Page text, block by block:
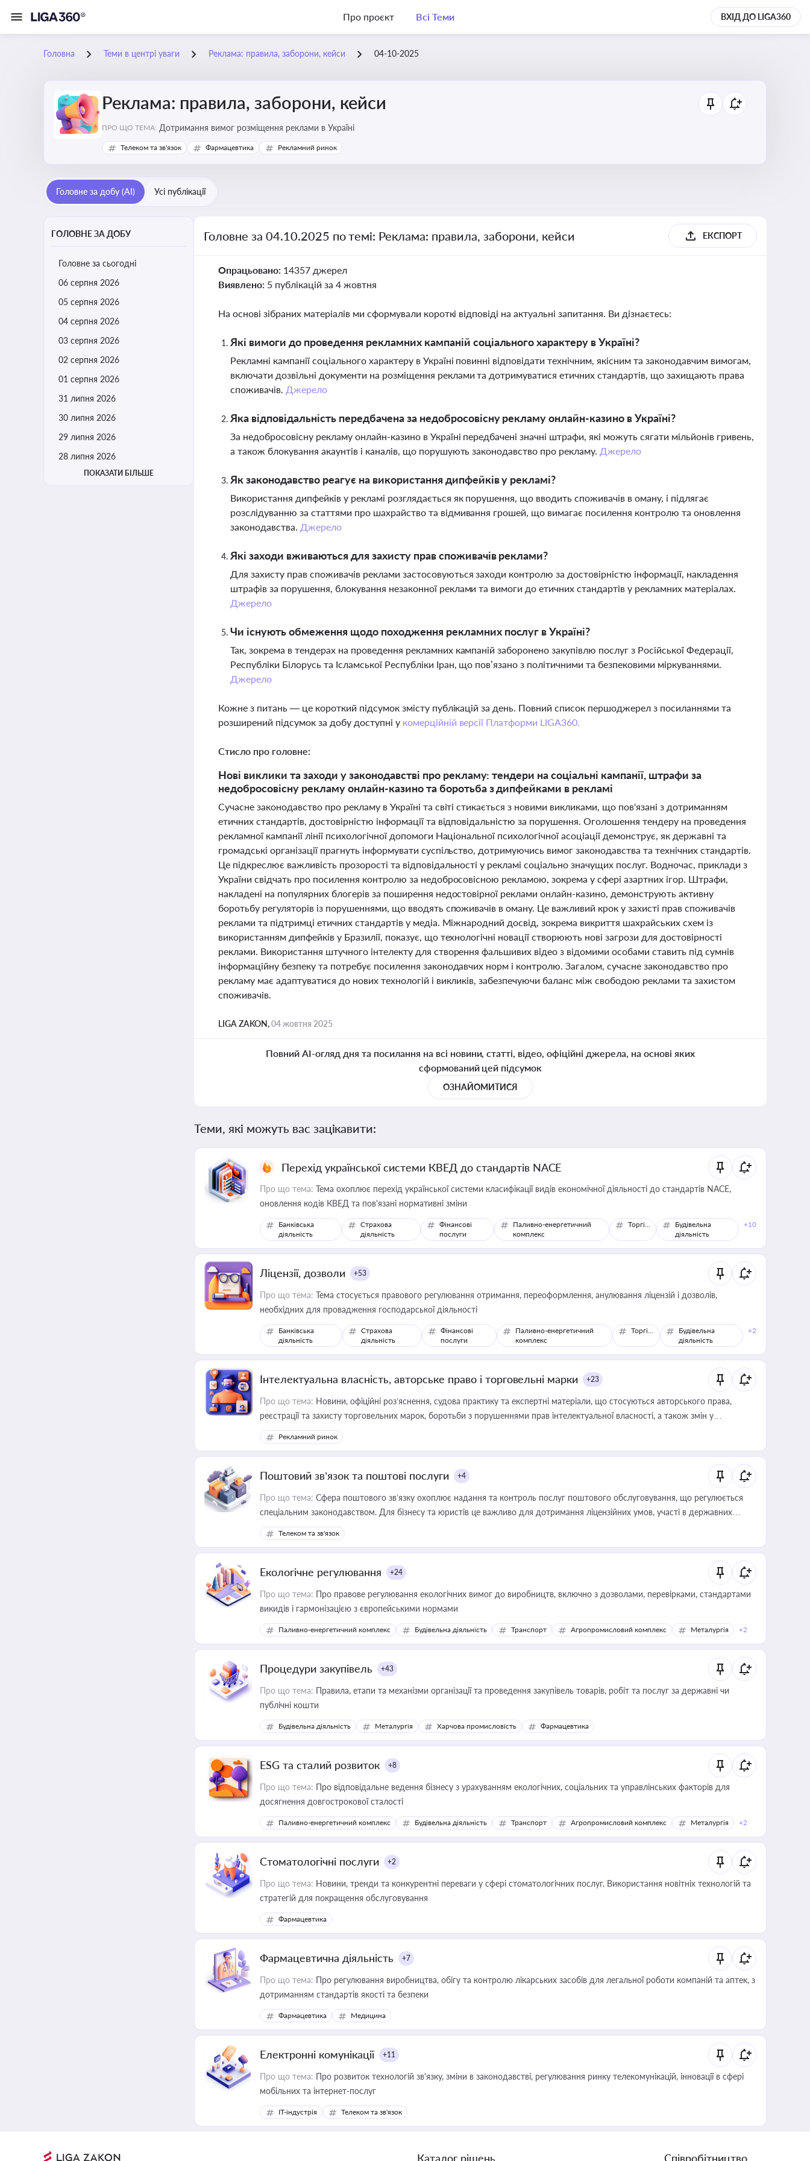
Про проєкт Всі Теми ВХІД ДО LIGA360
Головна Теми в центрі уваги Реклама: правила, заборони, кейси 04-10-2025
Реклама: правила, заборони, кейси
ПРО ЩО ТЕМА: Дотримання вимог розміщення реклами в Україні
Телеком та зв'язок Фармацевтика Рекламний ринок
Головне за добу (AI) Усі публікації
ГОЛОВНЕ ЗА ДОБУ
Головне за сьогодні
06 серпня 2026
05 серпня 2026
04 серпня 2026
03 серпня 2026
02 серпня 2026
01 серпня 2026
31 липня 2026
30 липня 2026
29 липня 2026
28 липня 2026
ПОКАЗАТИ БІЛЬШЕ
Головне за 04.10.2025 по темі: Реклама: правила, заборони, кейси ЕКСПОРТ
Опрацьовано: 14357 джерел
Виявлено: 5 публікацій за 4 жовтня
На основі зібраних матеріалів ми сформували короткі відповіді на актуальні запитання. Ви дізнаєтесь:
Які вимоги до проведення рекламних кампаній соціального характеру в Україні?
Рекламні кампанії соціального характеру в Україні повинні відповідати технічним, якісним та законодавчим вимогам,
включати дозвільні документи на розміщення реклами та дотримуватися етичних стандартів, що захищають права
споживачів. Джерело
Яка відповідальність передбачена за недобросовісну рекламу онлайн-казино в Україні?
За недобросовісну рекламу онлайн-казино в Україні передбачені значні штрафи, які можуть сягати мільйонів гривень,
а також блокування акаунтів і каналів, що порушують законодавство про рекламу. Джерело
Як законодавство реагує на використання дипфейків у рекламі?
Використання дипфейків у рекламі розглядається як порушення, що вводить споживачів в оману, і підлягає
розслідуванню за статтями про шахрайство та відмивання грошей, що вимагає посилення контролю та оновлення
законодавства. Джерело
Які заходи вживаються для захисту прав споживачів реклами?
Для захисту прав споживачів реклами застосовуються заходи контролю за достовірністю інформації, накладення
штрафів за порушення, блокування незаконної реклами та вимоги до етичних стандартів у рекламних матеріалах.
Джерело
Чи існують обмеження щодо походження рекламних послуг в Україні?
Так, зокрема в тендерах на проведення рекламних кампаній заборонено закупівлю послуг з Російської Федерації,
Республіки Білорусь та Ісламської Республіки Іран, що пов’язано з політичними та безпековими міркуваннями.
Джерело
Кожне з питань — це короткий підсумок змісту публікацій за день. Повний список першоджерел з посиланнями та
розширений підсумок за добу доступні у комерційній версії Платформи LIGA360.
Стисло про головне:
Нові виклики та заходи у законодавстві про рекламу: тендери на соціальні кампанії, штрафи за
недобросовісну рекламу онлайн-казино та боротьба з дипфейками в рекламі
Сучасне законодавство про рекламу в Україні та світі стикається з новими викликами, що пов'язані з дотриманням
етичних стандартів, достовірністю інформації та відповідальністю за порушення. Оголошення тендеру на проведення
рекламної кампанії лінії психологічної допомоги Національної психологічної асоціації демонструє, як державні та
громадські організації прагнуть інформувати суспільство, дотримуючись вимог законодавства та технічних стандартів.
Це підкреслює важливість прозорості та відповідальності у рекламі соціально значущих послуг. Водночас, приклади з
України свідчать про посилення контролю за недобросовісною рекламою, зокрема у сфері азартних ігор. Штрафи,
накладені на популярних блогерів за поширення недостовірної реклами онлайн-казино, демонструють активну
боротьбу регуляторів із порушеннями, що вводять споживачів в оману. Це важливий крок у захисті прав споживачів
реклами та підтримці етичних стандартів у медіа. Міжнародний досвід, зокрема викриття шахрайських схем із
використанням дипфейків у Бразилії, показує, що технологічні новації створюють нові загрози для достовірності
реклами. Використання штучного інтелекту для створення фальшивих відео з відомими особами ставить під сумнів
інформаційну безпеку та потребує посилення законодавчих норм і контролю. Загалом, сучасне законодавство про
рекламу має адаптуватися до нових технологій і викликів, забезпечуючи баланс між свободою реклами та захистом
споживачів.
LIGA ZAKON,04 жовтня 2025
Повний AI-огляд дня та посилання на всі новини, статті, відео, офіційні джерела, на основі яких
сформований цей підсумок
ОЗНАЙОМИТИСЯ
Теми, які можуть вас зацікавити:
Перехід української системи КВЕД до стандартів NACE
Про що тема: Тема охоплює перехід української системи класифікації видів економічної діяльності до стандартів NACE,
оновлення кодів КВЕД та пов'язані нормативні зміни
Банківська
діяльність
Страхова
діяльність
Фінансові
послуги
Паливно-енергетичний
комплекс
Торгівля
Будівельна
діяльність
+10
Ліцензії, дозволи +53
Про що тема: Тема стосується правового регулювання отримання, переоформлення, анулювання ліцензій і дозволів,
необхідних для провадження господарської діяльності
Банківська
діяльність
Страхова
діяльність
Фінансові
послуги
Паливно-енергетичний
комплекс
Торгівля
Будівельна
діяльність
+2
Інтелектуальна власність, авторське право і торговельні марки +23
Про що тема: Новини, офіційні роз’яснення, судова практику та експертні матеріали, що стосуються авторського права,
реєстрації та захисту торговельних марок, боротьби з порушеннями прав інтелектуальної власності, а також змін у
законодавстві у цій сфері
Рекламний ринок
Поштовий зв’язок та поштові послуги +4
Про що тема: Сфера поштового зв’язку охоплює надання та контроль послуг поштового обслуговування, що регулюється
спеціальним законодавством. Для бізнесу та юристів це важливо для дотримання ліцензійних умов, участі в державних
реєстрах і забезпечення прав споживачів.
Телеком та зв'язок
Екологічне регулювання +24
Про що тема: Про правове регулювання екологічних вимог до виробництв, включно з дозволами, перевірками, стандартами
викидів і гармонізацією з європейськими нормами
Паливно-енергетичний комплекс Будівельна діяльність Транспорт Агропромисловий комплекс Металургія +2
Процедури закупівель +43
Про що тема: Правила, етапи та механізми організації та проведення закупівель товарів, робіт та послуг за державні чи
публічні кошти
Будівельна діяльність Металургія Харчова промисловість Фармацевтика
ESG та сталий розвиток +8
Про що тема: Про відповідальне ведення бізнесу з урахуванням екологічних, соціальних та управлінських факторів для
досягнення довгострокової сталості
Паливно-енергетичний комплекс Будівельна діяльність Транспорт Агропромисловий комплекс Металургія +2
Стоматологічні послуги +2
Про що тема: Новини, тренди та конкурентні переваги у сфері стоматологічних послуг. Використання новітніх технологій та
стратегій для покращення обслуговування
Фармацевтика
Фармацевтична діяльність +7
Про що тема: Про регулювання виробництва, обігу та контролю лікарських засобів для легальної роботи компаній та аптек, з
дотриманням стандартів якості та безпеки
Фармацевтика Медицина
Електронні комунікації +11
Про що тема: Про розвиток технологій зв'язку, зміни в законодавстві, регулювання ринку телекомунікацій, інновації в сфері
мобільних та інтернет-послуг
IT-індустрія Телеком та зв'язок
Каталог рішень Співробітництво